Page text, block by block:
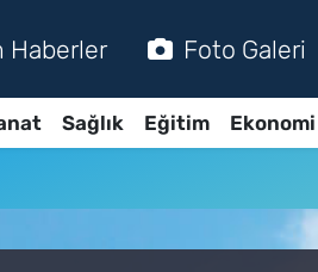
Haberler Foto Galeri
Sağlık Eğitim Ekonomi